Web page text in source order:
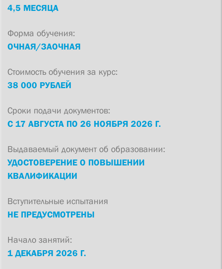
4,5 МЕСЯЦА
Форма обучения:
ОЧНАЯ/ЗАОЧНАЯ
Стоимость обучения за курс:
38 000 РУБЛЕЙ
Сроки подачи документов:
С 17 АВГУСТА ПО 26 НОЯБРЯ 2026 Г.
Выдаваемый документ об образовании:
УДОСТОВЕРЕНИЕ О ПОВЫШЕНИИ
КВАЛИФИКАЦИИ
Вступительные испытания
НЕ ПРЕДУСМОТРЕНЫ
Начало занятий:
1 ДЕКАБРЯ 2026 Г.